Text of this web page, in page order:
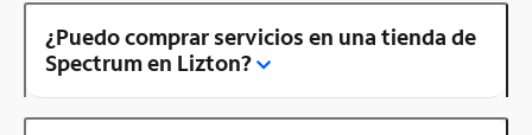
¿Puedo comprar servicios en una tienda de
Spectrum en Lizton?